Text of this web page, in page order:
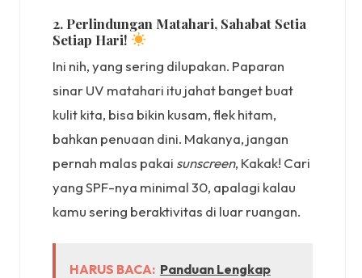
2. Perlindungan Matahari, Sahabat Setia
Setiap Hari!
Ini nih, yang sering dilupakan. Paparan
sinar UV matahari itu jahat banget buat
kulit kita, bisa bikin kusam, flek hitam,
bahkan penuaan dini. Makanya, jangan
pernah malas pakai sunscreen, Kakak! Cari
yang SPF-nya minimal 30, apalagi kalau
kamu sering beraktivitas di luar ruangan.
HARUS BACA: Panduan Lengkap